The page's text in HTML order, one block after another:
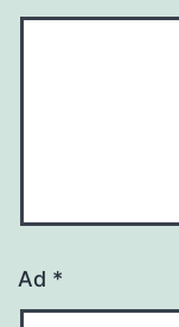
Ad *